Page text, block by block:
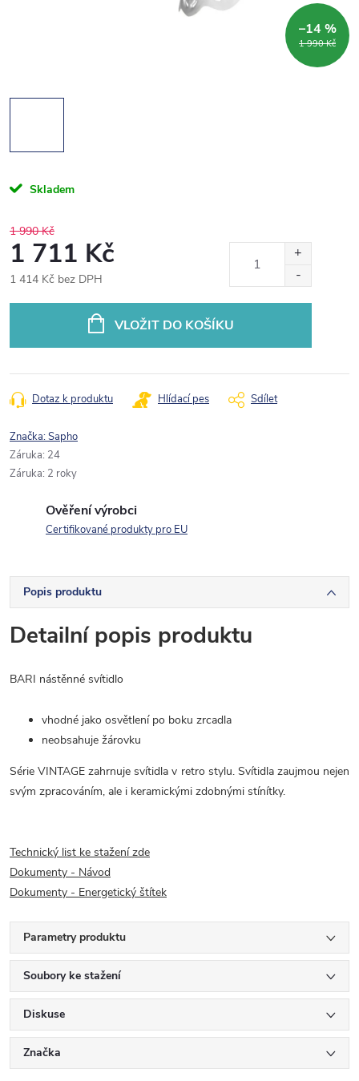
1 990 Kč
–14 %
Skladem
1 990 Kč
1 711 Kč
1 414 Kč bez DPH
VLOŽIT DO KOŠÍKU
Dotaz k produktu Hlídací pes Sdílet
Značka:Sapho
Záruka: 24
Záruka: 2 roky
Ověření výrobci
Certifikované produkty pro EU
Popis produktu
Detailní popis produktu
BARI nástěnné svítidlo
vhodné jako osvětlení po boku zrcadla
neobsahuje žárovku
Série VINTAGE zahrnuje svítidla v retro stylu. Svítidla zaujmou nejen
svým zpracováním, ale i keramickými zdobnými stínítky.
Technický list ke stažení zde
Dokumenty - Návod
Dokumenty - Energetický štítek
Parametry produktu
Soubory ke stažení
Diskuse
Značka